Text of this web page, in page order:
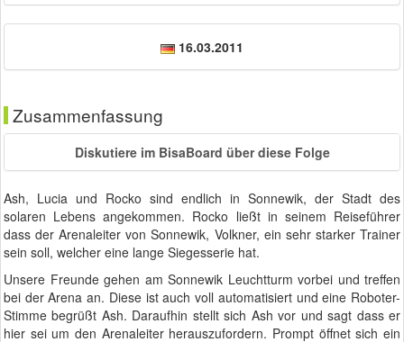
16.03.2011
Zusammenfassung
Diskutiere im BisaBoard über diese Folge
Ash, Lucia und Rocko sind endlich in Sonnewik, der Stadt des
solaren Lebens angekommen. Rocko ließt in seinem Reiseführer
dass der Arenaleiter von Sonnewik, Volkner, ein sehr starker Trainer
sein soll, welcher eine lange Siegesserie hat.
Unsere Freunde gehen am Sonnewik Leuchtturm vorbei und treffen
bei der Arena an. Diese ist auch voll automatisiert und eine Roboter-
Stimme begrüßt Ash. Daraufhin stellt sich Ash vor und sagt dass er
hier sei um den Arenaleiter herauszufordern. Prompt öffnet sich ein